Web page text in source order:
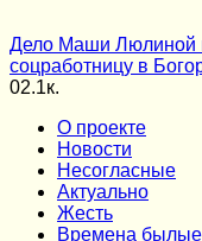
Дело Маши Люлиной
соцработницу в
02.1к.
О проекте
Новости
Несогласные
Актуально
Жесть
Времена былые